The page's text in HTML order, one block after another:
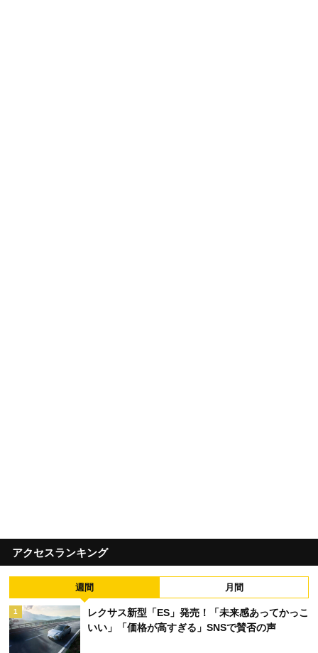
アクセスランキング
週間 月間
1
レクサス新型「ES」発売！「未来感あってかっこ
いい」「価格が高すぎる」SNSで賛否の声